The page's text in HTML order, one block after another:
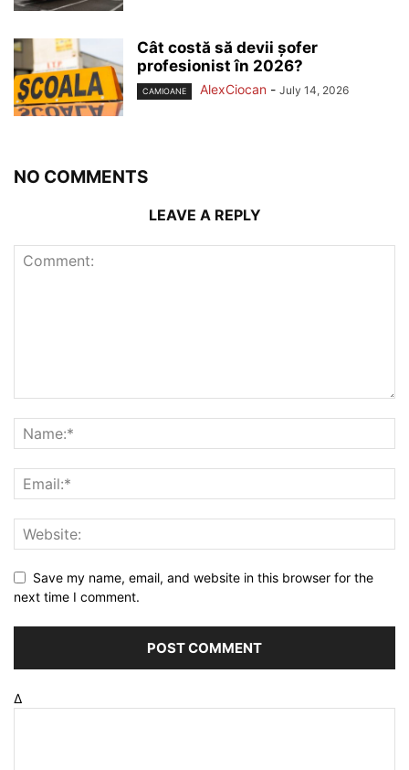
Cât costă să devii șofer
profesionist în 2026?
CAMIOANE AlexCiocan - July 14, 2026
NO COMMENTS
LEAVE A REPLY
Save my name, email, and website in this browser for the
next time I comment.
Δ